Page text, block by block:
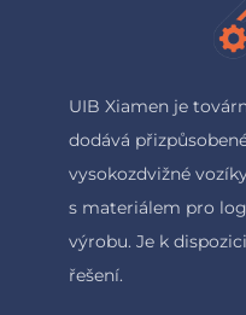
UIB Xiamen je
dodává
vysokozdvižné
s materiálem pro
výrobu. Je k
řešení.